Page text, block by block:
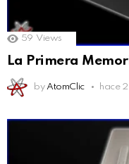
59 Views
La Primera
by AtomClic hace